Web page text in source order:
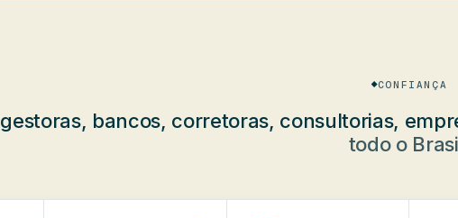
CONFIANÇA
gestoras, bancos, corretoras, consultorias,
todo o